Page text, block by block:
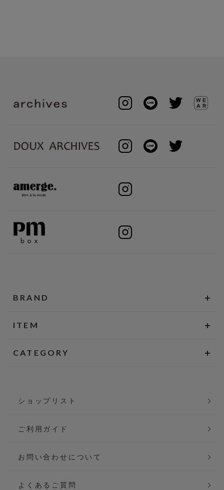
BRAND
ITEM
CATEGORY
ショップリスト
ご利用ガイド
お問い合わせについて
よくあるご質問